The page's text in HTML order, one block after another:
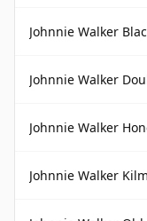
Johnnie Walker
Johnnie Walker
Johnnie Walker
Johnnie Walker